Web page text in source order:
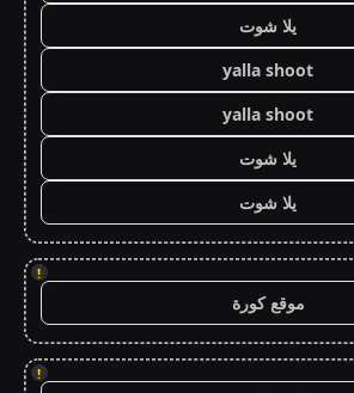
يلا شوت
yalla shoot
yalla shoot
يلا شوت
يلا شوت
!
موقع كورة
!